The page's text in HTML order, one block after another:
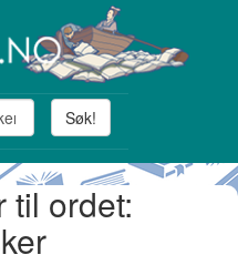
Søk!
til ordet: